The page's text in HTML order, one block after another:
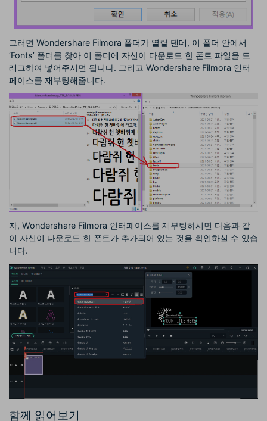
그러면 Wondershare Filmora 폴더가 열릴 텐데, 이 폴더 안에서
‘Fonts’ 폴더를 찾아 이 폴더에 자신이 다운로드 한 폰트 파일을 드
래그하여 넣어주시면 됩니다. 그리고 Wondershare Filmora 인터
페이스를 재부팅해줍니다.
자, Wondershare Filmora 인터페이스를 재부팅하시면 다음과 같
이 자신이 다운로드 한 폰트가 추가되어 있는 것을 확인하실 수 있습
니다.
함께 읽어보기